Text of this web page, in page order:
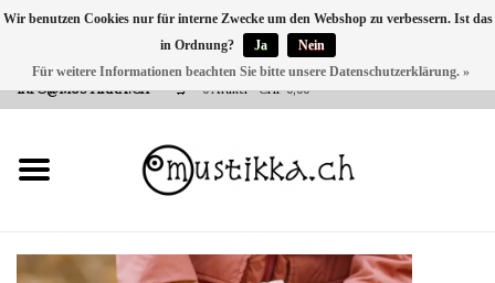
VERSANDKOSTEN 0 CHF INNERHALB CH | INT. VERSAND ÜBER
INFO@MUSTIKKA.CH
0 Artikel - CHF 0,00
NEU BEI UNS
SHOP - A PIECE OF
FINLAND FOR YOU
Marken
Wir benutzen Cookies nur für interne Zwecke um den Webshop zu verbessern. Ist das
in Ordnung?
Ja
Nein
Für weitere Informationen beachten Sie bitte unsere Datenschutzerklärung. »